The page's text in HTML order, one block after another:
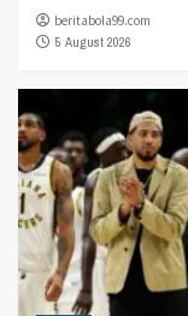
beritabola99.com
5 August 2026